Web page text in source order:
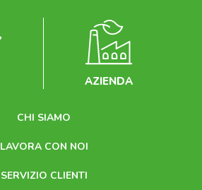
CHI SIAMO
LAVORA CON NOI
SERVIZIO CLIENTI
AZIENDA